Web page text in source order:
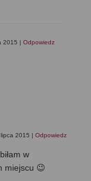
2015 | Odpowiedz
2015 | Odpowiedz
w
miejscu 😉